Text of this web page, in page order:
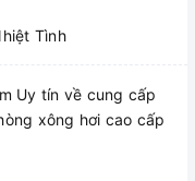
Tình
Uy tín về cung cấp
xông hơi cao cấp